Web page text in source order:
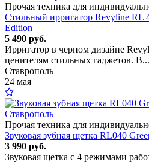
Прочая техника для
Стильный ирригатор Revyline RL
Edition
5 490 руб.
Ирригатор в черном дизайне
ценителям стильных гаджетов. В...
Ставрополь
24 мая
Прочая техника для
Звуковая зубная щетка RL040
3 990 руб.
Звуковая щетка с 4 режимами